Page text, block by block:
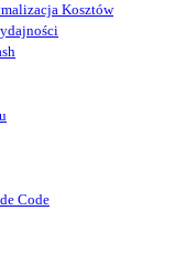
Kosztów
Code